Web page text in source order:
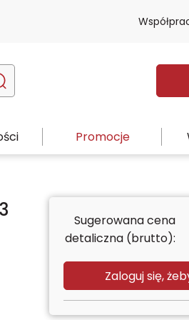
Promocje
Sugerowana cena
detaliczna (brutto):
Zaloguj się,